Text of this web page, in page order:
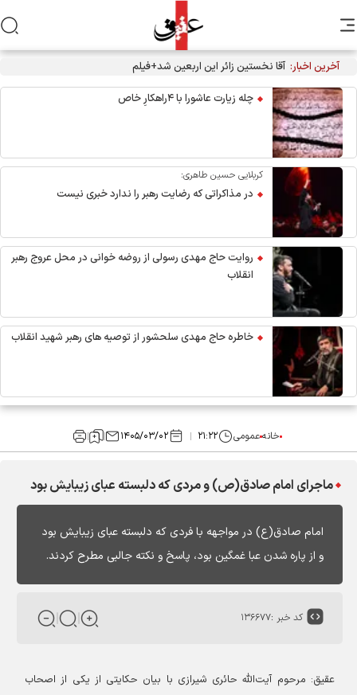
آخرین اخبار: آقا نخستین زائر این اربعین شد+فیلم
چله زیارت عاشورا با ۴راهکارِ خاص
کربلایی حسین طاهری:
در مذاکراتی که رضایت رهبر را ندارد خبری نیست
روایت حاج مهدی رسولی از روضه خوانی در محل عروج رهبر
انقلاب
خاطره حاج مهدی سلحشور از توصیه های رهبر شهید انقلاب
خانهعمومی ۲۱:۲۲ ۱۴۰۵/۰۳/۰۲
ماجرای امام صادق(ص) و مردی که دلبسته عبای زیبایش بود
امام صادق(ع) در مواجهه با فردی که دلبسته عبای زیبایش بود
و از پاره شدن عبا غمگین بود، پاسخ و نکته جالبی مطرح کردند.
کد خبر :۱۳۶۶۷۷
عقیق: مرحوم آیت‌الله حائری شیرازی با بیان حکایتی از یکی از اصحاب